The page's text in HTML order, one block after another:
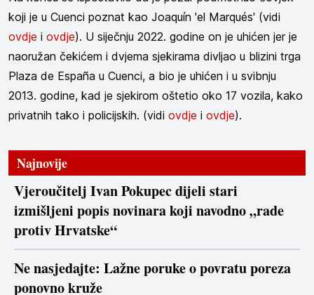
koji je u Cuenci poznat kao Joaquín 'el Marqués' (vidi
ovdje i ovdje). U siječnju 2022. godine on je uhićen jer je
naoružan čekićem i dvjema sjekirama divljao u blizini trga
Plaza de España u Cuenci, a bio je uhićen i u svibnju
2013. godine, kad je sjekirom oštetio oko 17 vozila, kako
privatnih tako i policijskih. (vidi ovdje i ovdje).
Najnovije
Vjeroučitelj Ivan Pokupec dijeli stari
izmišljeni popis novinara koji navodno „rade
protiv Hrvatske“
Ne nasjedajte: Lažne poruke o povratu poreza
ponovno kruže